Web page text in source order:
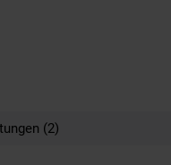
(2)